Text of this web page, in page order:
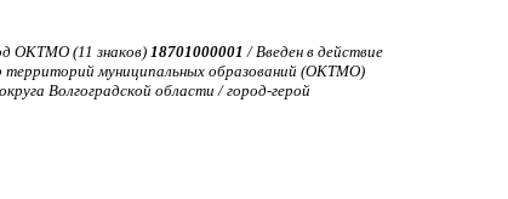
ОКТМО (11 знаков)18701000001 / Введен в действие
территорий муниципальных образований (ОКТМО)
Волгоградской области / город-герой